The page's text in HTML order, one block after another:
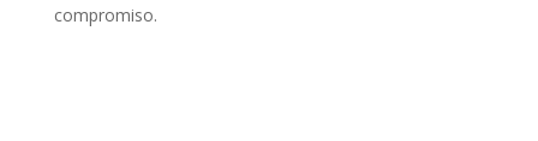
compromiso.